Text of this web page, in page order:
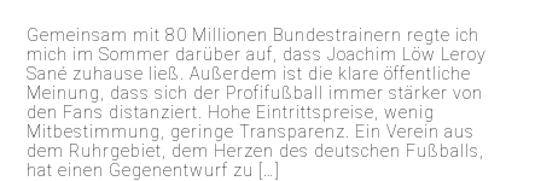
Gemeinsam mit 80 Millionen Bundestrainern regte ich
mich im Sommer darüber auf, dass Joachim Löw Leroy
Sané zuhause ließ. Außerdem ist die klare öffentliche
Meinung, dass sich der Profifußball immer stärker von
den Fans distanziert. Hohe Eintrittspreise, wenig
Mitbestimmung, geringe Transparenz. Ein Verein aus
dem Ruhrgebiet, dem Herzen des deutschen Fußballs,
hat einen Gegenentwurf zu […]